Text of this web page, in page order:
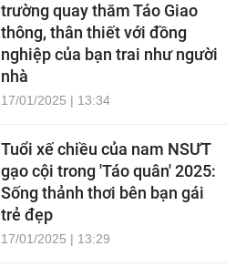
trường quay thăm Táo Giao
thông, thân thiết với đồng
nghiệp của bạn trai như người
nhà
17/01/2025 | 13:34
Tuổi xế chiều của nam NSƯT
gạo cội trong 'Táo quân' 2025:
Sống thảnh thơi bên bạn gái
trẻ đẹp
17/01/2025 | 13:29